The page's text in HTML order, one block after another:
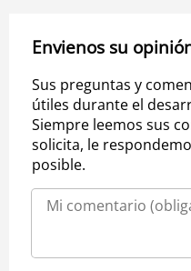
Envienos su
Sus preguntas y
útiles durante el
Siempre leemos sus
solicita, le
posible.